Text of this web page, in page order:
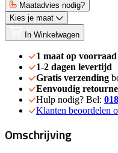
Maatadvies nodig?
Kies je maat
In Winkelwagen
1 maat op voorraad
1-2 dagen levertijd
Gratis verzending
Eenvoudig
Hulp nodig? Bel:
Klanten beoordelen
Omschrijving